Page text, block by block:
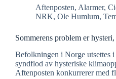
Aftenposten, Alarmer,
NRK, Ole Humlum,
Sommerens problem er
Befolkningen i Norge utsettes i
syndflod av hysteriske
Aftenposten konkurrerer med